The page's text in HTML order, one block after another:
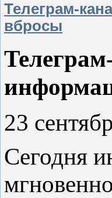
Телеграм-
вбросы
23
Сегодня